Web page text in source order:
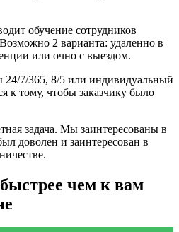
обучение сотрудников
2 варианта: удаленно в
или очно с выездом.
24/7/365, 8/5 или индивидуальный
к тому, чтобы заказчику было
задача. Мы заинтересованы в
доволен и заинтересован в
чем к вам